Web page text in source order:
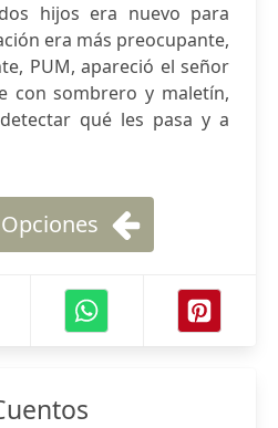
hijos era nuevo para
era más preocupante,
PUM, apareció el señor
con sombrero y maletín,
qué les pasa y a